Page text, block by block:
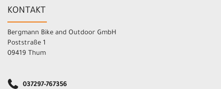
KONTAKT
Bergmann Bike and Outdoor GmbH
Poststraße 1
09419 Thum
037297-767356